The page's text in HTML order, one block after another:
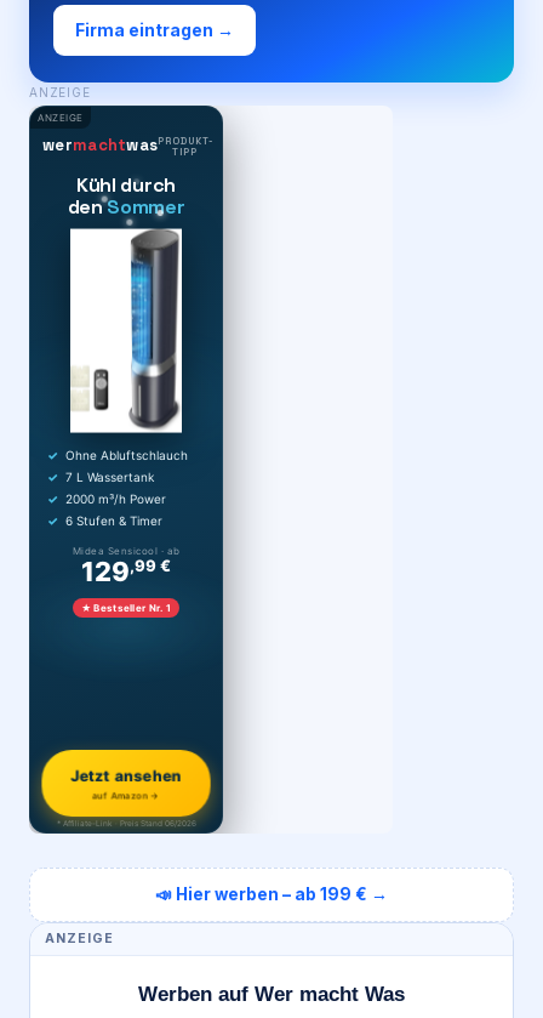
Firma eintragen →
ANZEIGE
ANZEIGE
wermachtwasPRODUKT-
TIPP
Kühl durch
denSommer
Ohne Abluftschlauch
7 L Wassertank
2000 m³/h Power
6 Stufen & Timer
Midea Sensicool · ab
129,99 €
★ Bestseller Nr. 1
Jetzt ansehen
auf Amazon →
* Affiliate-Link · Preis Stand 06/2026
📣 Hier werben – ab 199 € →
ANZEIGE
Werben auf Wer macht Was